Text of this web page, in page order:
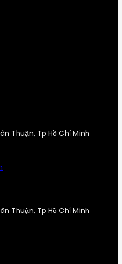
Thuận, Tp Hồ Chí Minh
Thuận, Tp Hồ Chí Minh